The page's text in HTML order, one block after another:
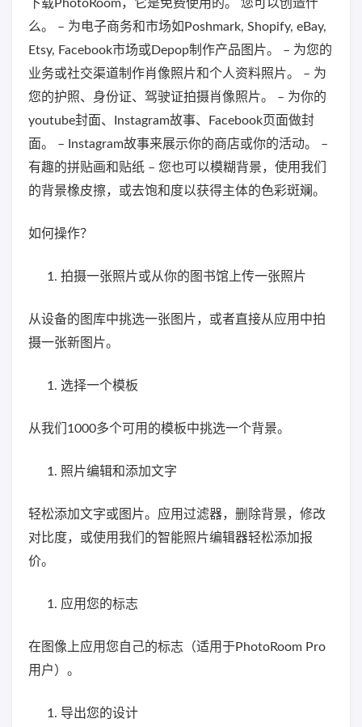
下载PhotoRoom，它是免费使用的。 您可以创造什
么。 – 为电子商务和市场如Poshmark, Shopify, eBay,
Etsy, Facebook市场或Depop制作产品图片。 – 为您的
业务或社交渠道制作肖像照片和个人资料照片。 – 为
您的护照、身份证、驾驶证拍摄肖像照片。 – 为你的
youtube封面、Instagram故事、Facebook页面做封
面。 – Instagram故事来展示你的商店或你的活动。 –
有趣的拼贴画和贴纸 – 您也可以模糊背景，使用我们
的背景橡皮擦，或去饱和度以获得主体的色彩斑斓。
如何操作？
拍摄一张照片或从你的图书馆上传一张照片
从设备的图库中挑选一张图片，或者直接从应用中拍
摄一张新图片。
选择一个模板
从我们1000多个可用的模板中挑选一个背景。
照片编辑和添加文字
轻松添加文字或图片。应用过滤器，删除背景，修改
对比度，或使用我们的智能照片编辑器轻松添加报
价。
应用您的标志
在图像上应用您自己的标志（适用于PhotoRoom Pro
用户）。
导出您的设计